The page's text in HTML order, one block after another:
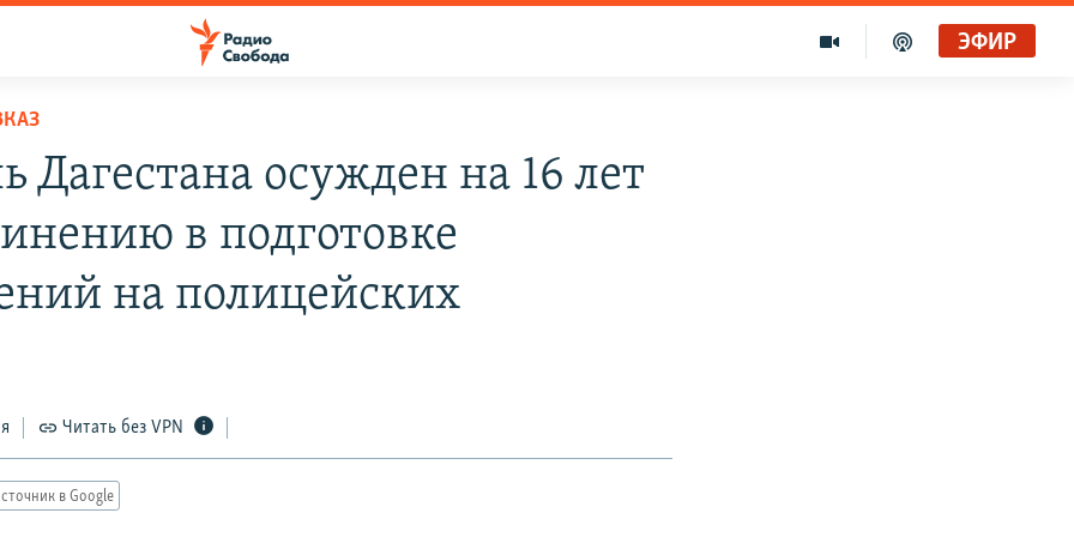
ЭФИР
Дагестана осужден на 16 лет
в подготовке
на полицейских
Читать без VPN
в Google